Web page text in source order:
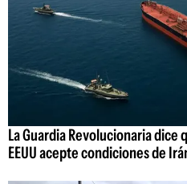
La Guardia Revolucionaria
EEUU acepte condiciones de